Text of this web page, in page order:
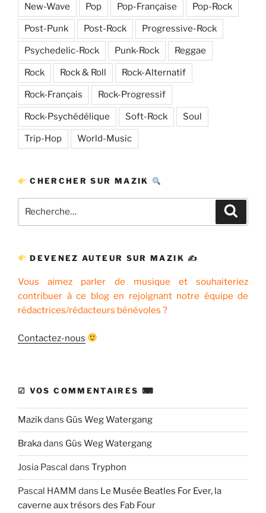
New-Wave Pop Pop-Française Pop-Rock
Post-Punk Post-Rock Progressive-Rock
Psychedelic-Rock Punk-Rock Reggae
Rock Rock & Roll Rock-Alternatif
Rock-Français Rock-Progressif
Rock-Psychédélique Soft-Rock Soul
Trip-Hop World-Music
CHERCHER SUR MAZIK
pour
DEVENEZ AUTEUR SUR MAZIK ✍
Vous aimez parler de musique et souhaiteriez
contribuer à ce blog en rejoignant notre équipe de
rédactrices/rédacteurs bénévoles ?
Contactez-nous
☑ VOS COMMENTAIRES ⌨
Mazikdans Güs Weg Watergang
Brakadans Güs Weg Watergang
Josia Pascal dans Tryphon
Pascal HAMM dans Le Musée Beatles For Ever, la
caverne aux trésors des Fab Four